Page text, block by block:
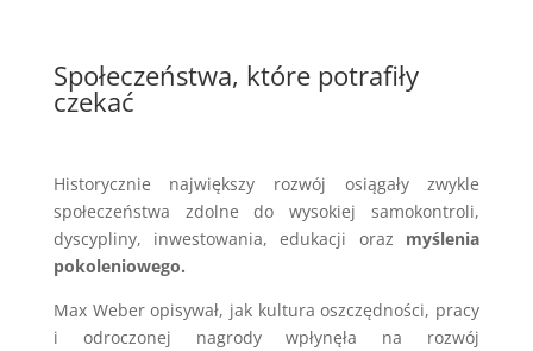
Społeczeństwa, które potrafiły
czekać
Historycznie największy rozwój osiągały zwykle
społeczeństwa zdolne do wysokiej samokontroli,
dyscypliny, inwestowania, edukacji oraz myślenia
pokoleniowego.
Max Weber opisywał, jak kultura oszczędności, pracy
i odroczonej nagrody wpłynęła na rozwój